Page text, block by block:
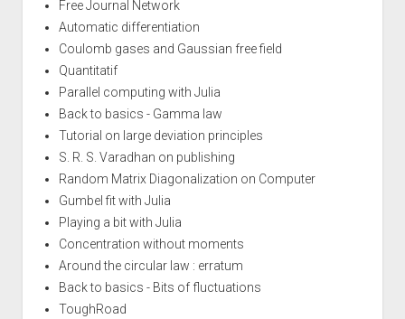
Free Journal Network
Automatic differentiation
Coulomb gases and Gaussian free field
Quantitatif
Parallel computing with Julia
Back to basics - Gamma law
Tutorial on large deviation principles
S. R. S. Varadhan on publishing
Random Matrix Diagonalization on Computer
Gumbel fit with Julia
Playing a bit with Julia
Concentration without moments
Around the circular law : erratum
Back to basics - Bits of fluctuations
ToughRoad